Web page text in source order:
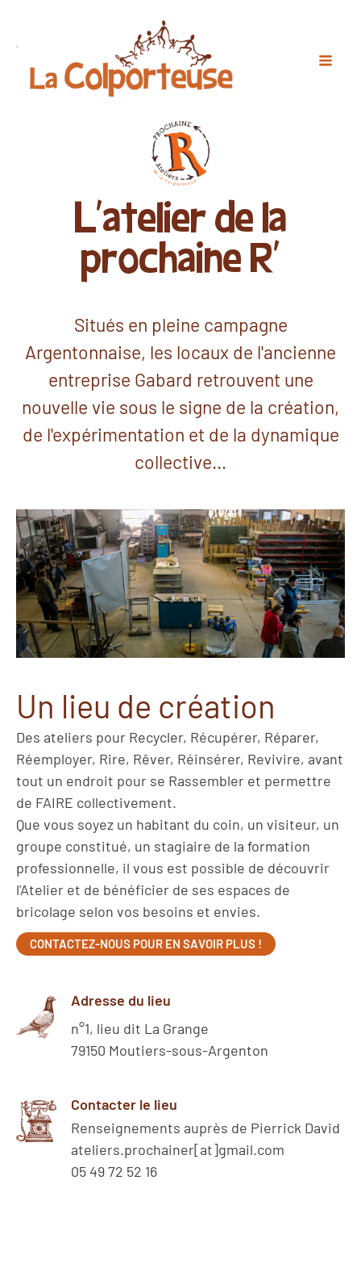
L'atelier de la
prochaine R'
Situés en pleine campagne
Argentonnaise, les locaux de l'ancienne
entreprise Gabard retrouvent une
nouvelle vie sous le signe de la création,
de l'expérimentation et de la dynamique
collective…
Un lieu de création
Des ateliers pour Recycler, Récupérer, Réparer,
Réemployer, Rire, Rêver, Réinsérer, Revivire, avant
tout un endroit pour se Rassembler et permettre
de FAIRE collectivement.
Que vous soyez un habitant du coin, un visiteur, un
groupe constitué, un stagiaire de la formation
professionnelle, il vous est possible de découvrir
l'Atelier et de bénéficier de ses espaces de
bricolage selon vos besoins et envies.
CONTACTEZ-NOUS POUR EN SAVOIR PLUS !
Adresse du lieu
n°1, lieu dit La Grange
79150 Moutiers-sous-Argenton
Contacter le lieu
Renseignements auprès de Pierrick David
ateliers.prochainer[at]gmail.com
05 49 72 52 16